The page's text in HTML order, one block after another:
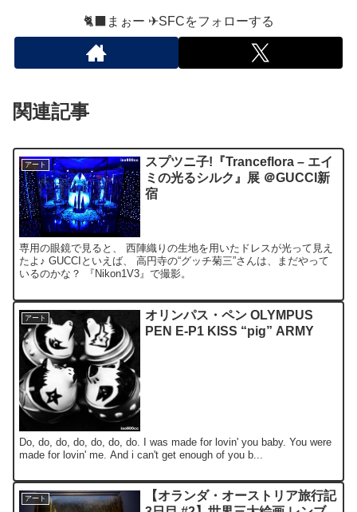
🐈‍⬛まぉー ✈︎SFCをフォローする
関連記事
アート
スプツニ子!『Tranceflora – エイ
ミの光るシルク』展 ＠GUCCI新
宿
専用の眼鏡で見ると、 西陣織りの生地を用いたドレスが光って見え
たよ♪ GUCCIといえば、 高円寺の“グッチ菊三”さんは、まだやって
いるのかな？ 『Nikon1V3』で撮影。
アート
オリンパス・ペン OLYMPUS
PEN E-P1 KISS “pig” ARMY
Do, do, do, do, do, do, do. I was made for lovin' you baby. You were
made for lovin' me. And i can't get enough of you b...
アート
【オランダ・オーストリア旅行記